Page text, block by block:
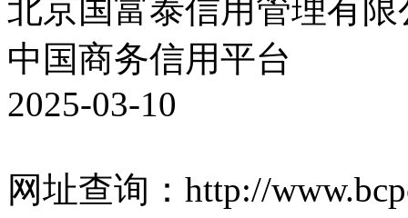
北京国富泰信用管理有限
中国商务信用平台
2025-03-10
网址查询：http://